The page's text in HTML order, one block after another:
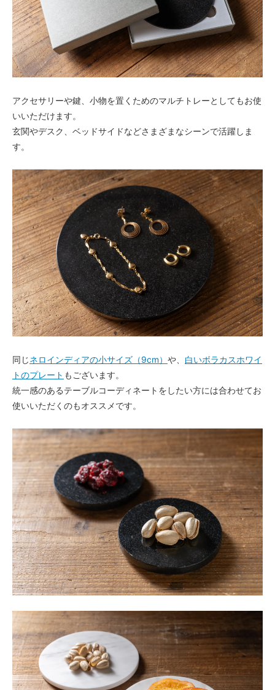
アクセサリーや鍵、小物を置くためのマルチトレーとしてもお使
いいただけます。
玄関やデスク、ベッドサイドなどさまざまなシーンで活躍しま
す。
同じネロインディアの小サイズ（9cm） や、 白いボラカスホワイ
トのプレート もございます。
統一感のあるテーブルコーディネートをしたい方には合わせてお
使いいただくのもオススメです。